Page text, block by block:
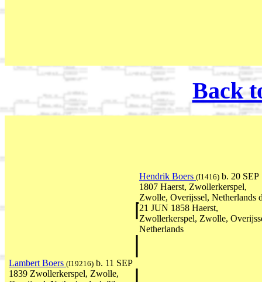
Back
Hendrik Boers (I1416) b. 20 SEP
1807 Haerst, Zwollerkerspel,
Zwolle, Overijssel, Netherlands
21 JUN 1858 Haerst,
Zwollerkerspel, Zwolle,
Netherlands
Lambert Boers (I19216) b. 11 SEP
1839 Zwollerkerspel, Zwolle,